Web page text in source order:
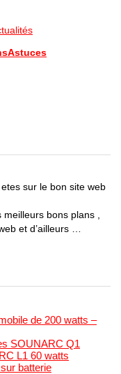
sur le bon site web
bons plans ,
et d’ailleurs …
de 200 watts –
SOUNARC Q1
L1 60 watts
batterie